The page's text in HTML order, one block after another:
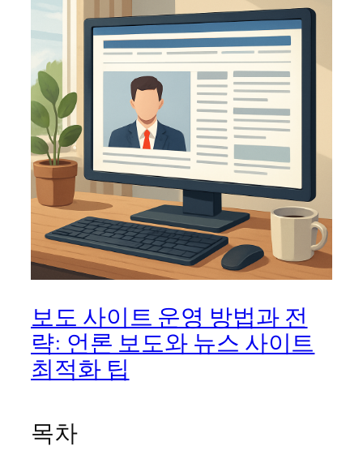
보도 사이트 운영 방법과 전
략: 언론 보도와 뉴스 사이트
최적화 팁
목차